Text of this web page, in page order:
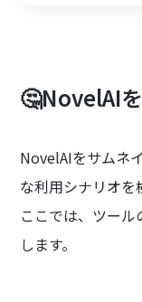
🤔NovelAI
NovelAIをサムネ
な利用シナリオを
ここでは、ツー
します。